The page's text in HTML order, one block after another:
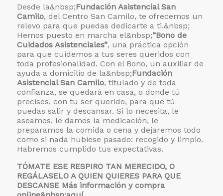
Desde la&nbsp;Fundación Asistencial San
Camilo, del Centro San Camilo, te ofrecemos un
relevo para que puedas dedicarte a ti.&nbsp;
Hemos puesto en marcha el&nbsp;“Bono de
Cuidados Asistenciales”, una práctica opción
para que cuidemos a tus seres queridos con
toda profesionalidad. Con el Bono, un auxiliar de
ayuda a domicilio de la&nbsp;Fundación
Asistencial San Camilo, titulado y de toda
confianza, se quedará en casa, o donde tú
precises, con tu ser querido, para que tú
puedas salir y descansar. Si lo necesita, le
aseamos, le damos la medicación, le
preparamos la comida o cena y dejaremos todo
como si nada hubiese pasado: recogido y limpio.
Habremos cumplido tus expectativas.
TÓMATE ESE RESPIRO TAN MERECIDO, O
REGÁLASELO A QUIEN QUIERES PARA QUE
DESCANSE Más información y compra